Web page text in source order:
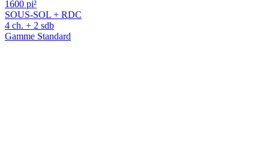
1600 pi²
SOUS-SOL + RDC
4 ch. + 2 sdb
Gamme Standard